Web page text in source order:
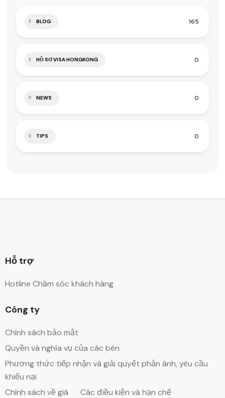
BLOG 165
HỒ SƠ VISA HONGKONG 0
NEWS 0
TIPS 0
Hỗ trợ
Hotline Chăm sóc khách hàng
Công ty
Chính sách bảo mật
Quyền và nghĩa vụ của các bên
Phương thức tiếp nhận và giải quyết phản ánh, yêu cầu
khiếu nại
Chính sách về giá
Các điều kiện và hạn chế